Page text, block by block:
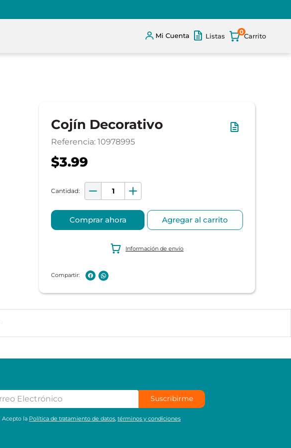
Mi Cuenta Listas
0
Cojín Decorativo
Referencia: 10978995
$3.99
Comprar ahora Agregar al carrito
Información de envío
Suscribirme
Acepto la Política de tratamiento de datos ,términos y condiciones